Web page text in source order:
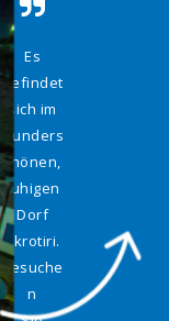
Es
befindet
sich im
wunders
chönen,
ruhigen
Dorf
Akrotiri.
Besuche
n